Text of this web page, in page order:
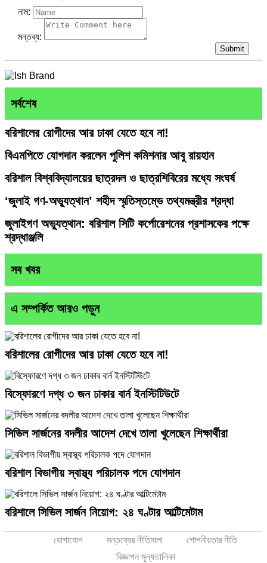
নাম:
মন্তব্য:
Submit
সর্বশেষ
বরিশালের রোগীদের আর ঢাকা যেতে হবে না!
বিএমপিতে যোগদান করলেন পুলিশ কমিশনার আবু রায়হান
বরিশাল বিশ্ববিদ্যালয়ের ছাত্রদল ও ছাত্রশিবিরের মধ্যে সংঘর্ষ
‘জুলাই গণ-অভ্যুত্থান’ শহীদ স্মৃতিস্তম্ভে তথ্যমন্ত্রীর শ্রদ্ধা
জুলাইগণ অভ্যুত্থান: বরিশাল সিটি কর্পোরেশনের প্রশাসকের পক্ষে
শ্রদ্ধাঞ্জলি
সব খবর
এ সম্পর্কিত আরও পড়ুন
বরিশালের রোগীদের আর ঢাকা যেতে হবে না!
বিস্ফোরণে দগ্ধ ৩ জন ঢাকার বার্ন ইনস্টিটিউটে
সিভিল সার্জনের বদলীর আদেশ দেখে তালা খুলেছেন শিক্ষার্থীরা
বরিশাল বিভাগীয় স্বাস্থ্য পরিচালক পদে যোগদান
বরিশালে সিভিল সার্জন নিয়োগ: ২৪ ঘণ্টার আল্টিমেটাম
যোগাযোগ মন্তব্যের নীতিমালা
গোপনীয়তার নীতি
বিজ্ঞাপন মূল্যতালিকা